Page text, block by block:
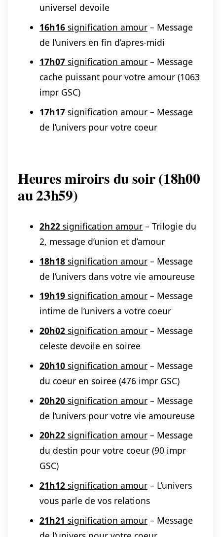
universel devoile
16h16 signification amour – Message
de l’univers en fin d’apres-midi
17h07 signification amour – Message
cache puissant pour votre amour (1063
impr GSC)
17h17 signification amour – Message
de l’univers pour votre coeur
Heures miroirs du soir (18h00
au 23h59)
2h22 signification amour – Trilogie du
2, message d’union et d’amour
18h18 signification amour – Message
de l’univers dans votre vie amoureuse
19h19 signification amour – Message
intime de l’univers a votre coeur
20h02 signification amour – Message
celeste devoile en soiree
20h10 signification amour – Message
du coeur en soiree (476 impr GSC)
20h20 signification amour – Message
de l’univers pour votre vie amoureuse
20h22 signification amour – Message
du destin pour votre coeur (90 impr
GSC)
21h12 signification amour – L’univers
vous parle de vos relations
21h21 signification amour – Message